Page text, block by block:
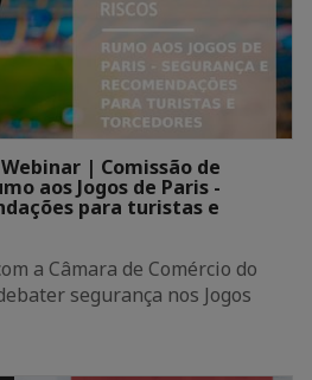
| Comissão de
aos Jogos de Paris -
para turistas e
a Câmara de Comércio do
segurança nos Jogos